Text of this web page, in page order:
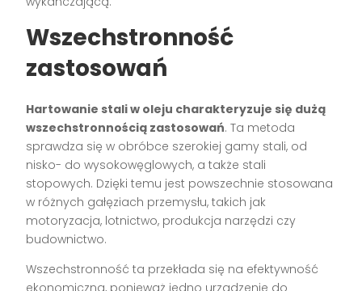
Wszechstronność
zastosowań
Hartowanie stali w oleju charakteryzuje się dużą
wszechstronnością zastosowań. Ta metoda
sprawdza się w obróbce szerokiej gamy stali, od
nisko- do wysokowęglowych, a także stali
stopowych. Dzięki temu jest powszechnie stosowana
w różnych gałęziach przemysłu, takich jak
motoryzacja, lotnictwo, produkcja narzędzi czy
budownictwo.
Wszechstronność ta przekłada się na efektywność